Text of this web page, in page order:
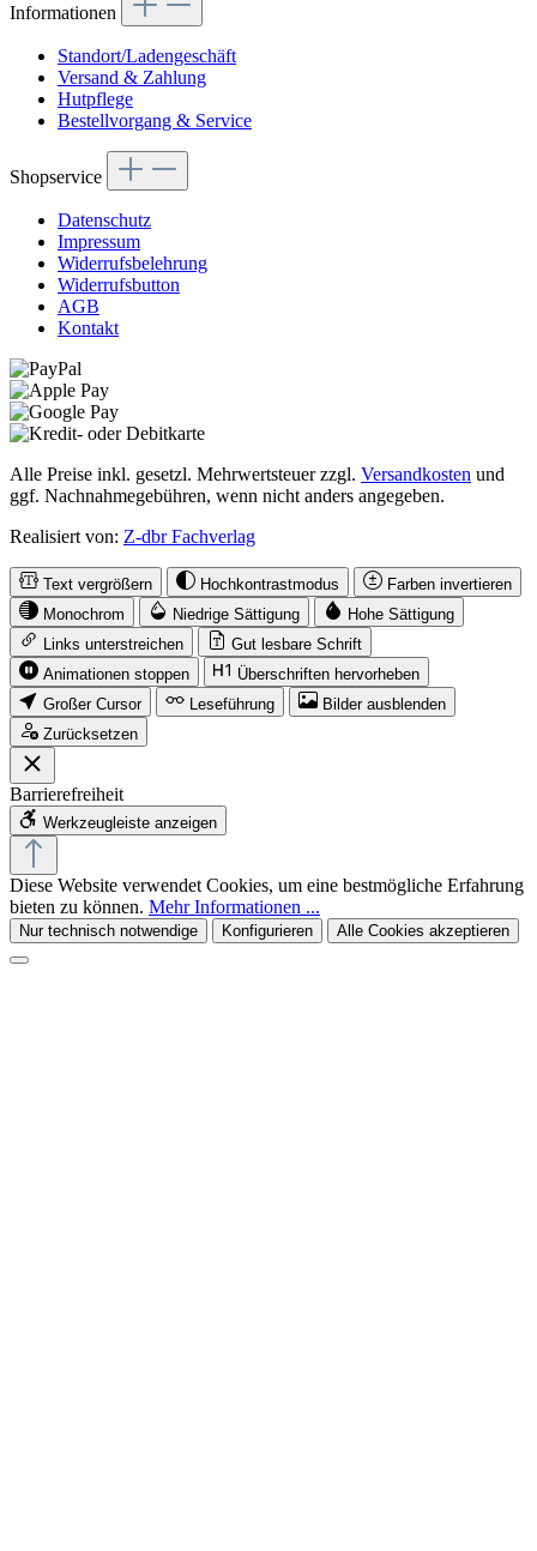
Informationen
Standort/Ladengeschäft
Versand & Zahlung
Hutpflege
Bestellvorgang & Service
Shopservice
Datenschutz
Impressum
Widerrufsbelehrung
Widerrufsbutton
AGB
Kontakt
Alle Preise inkl. gesetzl. Mehrwertsteuer zzgl. Versandkosten und
ggf. Nachnahmegebühren, wenn nicht anders angegeben.
Realisiert von: Z-dbr Fachverlag
Text vergrößern Hochkontrastmodus
Farben invertieren
Monochrom
Niedrige Sättigung
Hohe Sättigung
Links unterstreichen
Gut lesbare Schrift
Animationen stoppen
Überschriften hervorheben
Großer Cursor
Leseführung
Bilder ausblenden
Zurücksetzen
Barrierefreiheit
Werkzeugleiste anzeigen
Diese Website verwendet Cookies, um eine bestmögliche Erfahrung
bieten zu können. Mehr Informationen ...
Nur technisch notwendige Konfigurieren Alle Cookies akzeptieren